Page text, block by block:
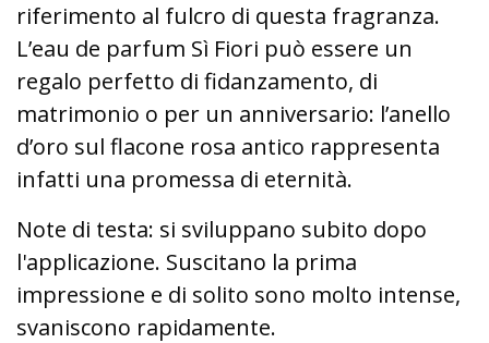
riferimento al fulcro di questa fragranza.
L’eau de parfum Sì Fiori può essere un
regalo perfetto di fidanzamento, di
matrimonio o per un anniversario: l’anello
d’oro sul flacone rosa antico rappresenta
infatti una promessa di eternità.
Note di testa: si sviluppano subito dopo
l'applicazione. Suscitano la prima
impressione e di solito sono molto intense,
svaniscono rapidamente.